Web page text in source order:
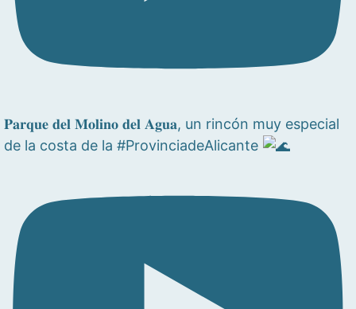
𝐏𝐚𝐫𝐪𝐮𝐞 𝐝𝐞𝐥 𝐌𝐨𝐥𝐢𝐧𝐨 𝐝𝐞𝐥 𝐀𝐠𝐮𝐚, un rincón muy especial
de la costa de la #ProvinciadeAlicante